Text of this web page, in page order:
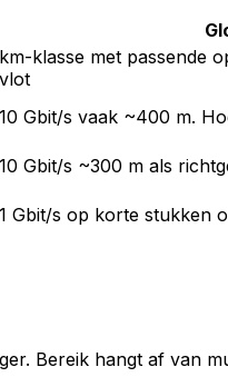
km-klasse met passende
vlot
10 Gbit/s vaak ~400 m.
10 Gbit/s ~300 m als
1 Gbit/s op korte stukken
Bereik hangt af van